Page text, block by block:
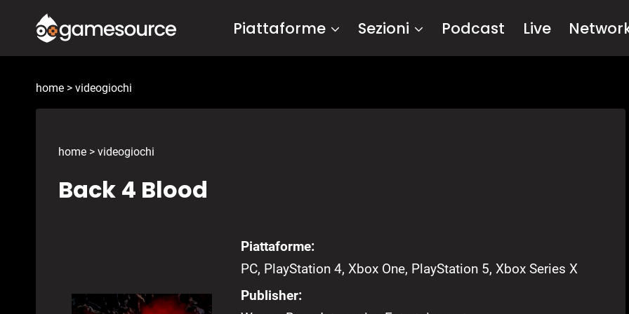
contenuto
Piattaforme Sezioni Podcast Live
home > videogiochi
home > videogiochi
Back 4 Blood
Piattaforme:
PC, PlayStation 4, Xbox One, PlayStation 5, Xbox Series X
Publisher: